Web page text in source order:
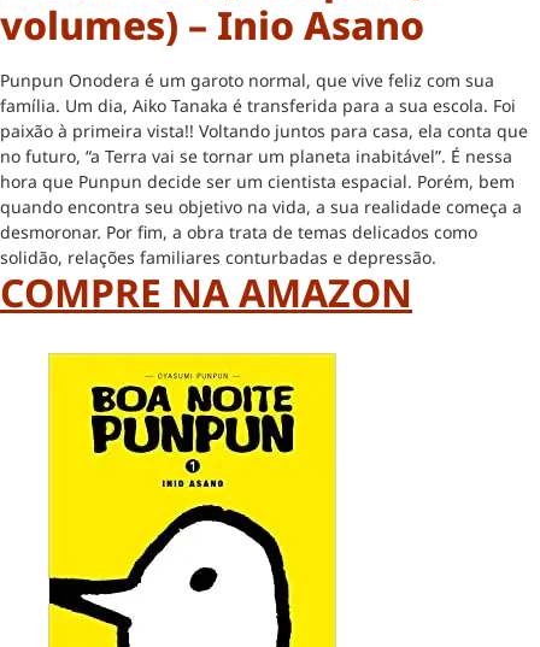
volumes) – Inio Asano
Punpun Onodera é um garoto normal, que vive feliz com sua
família. Um dia, Aiko Tanaka é transferida para a sua escola. Foi
paixão à primeira vista!! Voltando juntos para casa, ela conta que
no futuro, “a Terra vai se tornar um planeta inabitável”. É nessa
hora que Punpun decide ser um cientista espacial. Porém, bem
quando encontra seu objetivo na vida, a sua realidade começa a
desmoronar. Por fim, a obra trata de temas delicados como
solidão, relações familiares conturbadas e depressão.
COMPRE NA AMAZON